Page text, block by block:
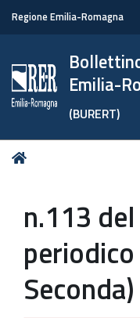
Regione Emilia-Romagna
Emilia-
(BURERT)
Tu
n.113
Seconda)